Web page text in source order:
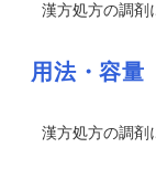
漢方処方の調剤
用法・容量
漢方処方の調剤